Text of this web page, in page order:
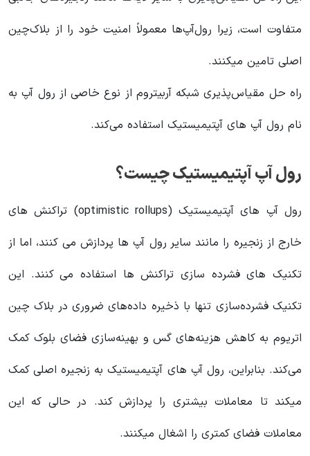
متفاوت است، زیرا رول‌آپ‌ها معمولاً امنیت خود را از بلاک‌چین
اصلی تامین میکنند.
راه حل مقیاس‌پذیری شبکه آربیتروم از نوع خاصی از رول آپ به
نام رول آپ های آپتیمیستیک استفاده می‌کند.
رول آپ آپتیمیستیک چیست؟
رول آپ های آپتیمیستیک (optimistic rollups) تراکنش های
خارج از زنجیره را مانند سایر رول آپ ها پردازش می کنند، اما از
تکنیک های فشرده سازی تراکنش ها استفاده می کنند. این
تکنیک فشرده‌سازی تنها با ذخیره داده‌های ضروری در بلاک چین
اتریوم به کاهش هزینه‌های گس و بهینه‌سازی فضای بلوک کمک
می‌کند. بنابراین، رول آپ های آپتیمیستیک به زنجیره اصلی کمک
میکند تا معاملات بیشتری را پردازش کند. در حالی که این
معاملات فضای کمتری را اشغال میکنند.